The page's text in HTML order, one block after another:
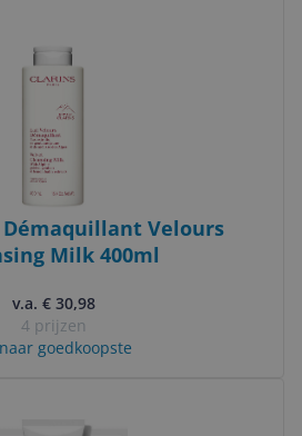
Velours
Milk 400ml
v.a. € 30,98
4 prijzen
goedkoopste